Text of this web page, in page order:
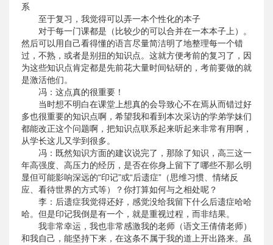
系
至于复习，我觉得可以弄一本个性化的本子
对于每一门课都是（比较少的可以合并在一本本子上）。
然后可以用自己看得懂的语言尽量简洁明了地整理每一个错
过，不熟，或者是别扭的知识点。这就方便考前的复习了，因
为这些知识点肯定都是先前花大量时间钻研的，考前要做的就
是激活他们。
冯：这点真的很重要！
当时想不明白在课堂上想真的会导致心不在焉从而错过好
多也很重要的知识点啊，希望我和看到本次采访的学弟学妹们
都能改正这个问题啊，把知识点联系起来听起来非常有用啊，
从学长这儿又学到很多。
冯：既然知识方面的建议说完了，那除了知识，高三这一
年高强度、高压力的经历，是否在你身上留下了哪些不那么明
显但可能影响深远的“印记”或“后遗症”（思维习惯、情绪反
应、看待世界的方式等）？你打算如何与之相处呢？
李：后遗症我觉得还好，感觉没给我留下什么后遗症哈哈
哈。但是印记我倒是有一个，就是重视过程，而非结果。
我非常幸运，我也非常感激我的老师（语文王倩倩老师）
和我自己，能坚持下来，在这条不属于我的道上开出路来。虽